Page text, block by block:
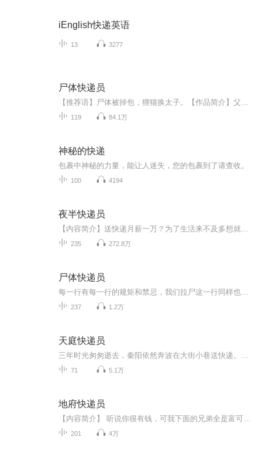
iEnglish快递英语
13 3277
尸体快递员
119 84.1万
神秘的快递
包裹中神秘的力量，能让人迷失，您的包裹到了请查收。
100 4194
夜半快递员
235 272.8万
尸体快递员
237 1.2万
天庭快递员
71 5.1万
地府快递员
201 4万